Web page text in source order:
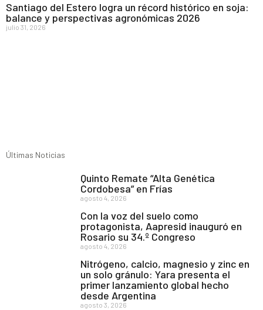
Santiago del Estero logra un récord histórico en soja:
balance y perspectivas agronómicas 2026
julio 31, 2026
Últimas Noticias
Quinto Remate “Alta Genética
Cordobesa” en Frías
agosto 4, 2026
Con la voz del suelo como
protagonista, Aapresid inauguró en
Rosario su 34.º Congreso
agosto 4, 2026
Nitrógeno, calcio, magnesio y zinc en
un solo gránulo: Yara presenta el
primer lanzamiento global hecho
desde Argentina
agosto 3, 2026